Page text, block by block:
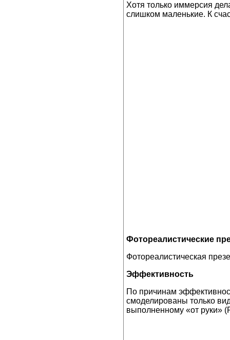
Хотя только иммерсия
слишком маленькие. К
Фотореалистические
Фотореалистическая
Эффективность
По причинам
смоделированы только
выполненному «от руки»